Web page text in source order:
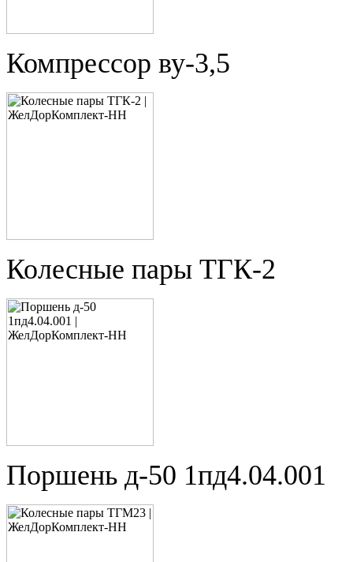
Компрессор ву-3,5
Колесные пары ТГК-2
Поршень д-50 1пд4.04.001